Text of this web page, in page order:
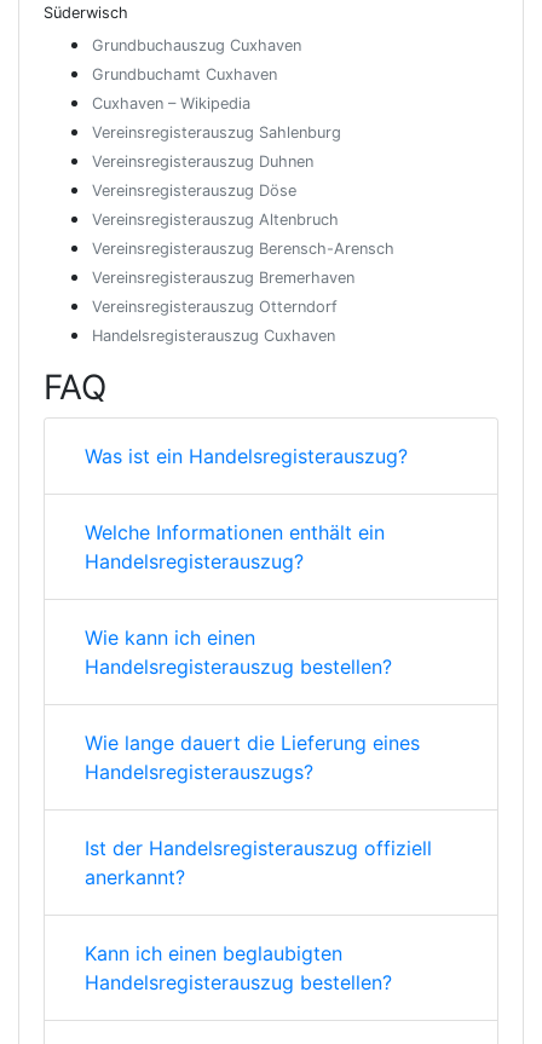
Süderwisch
Grundbuchauszug Cuxhaven
Grundbuchamt Cuxhaven
Cuxhaven – Wikipedia
Vereinsregisterauszug Sahlenburg
Vereinsregisterauszug Duhnen
Vereinsregisterauszug Döse
Vereinsregisterauszug Altenbruch
Vereinsregisterauszug Berensch-Arensch
Vereinsregisterauszug Bremerhaven
Vereinsregisterauszug Otterndorf
Handelsregisterauszug Cuxhaven
FAQ
Was ist ein Handelsregisterauszug?
Welche Informationen enthält ein
Handelsregisterauszug?
Wie kann ich einen
Handelsregisterauszug bestellen?
Wie lange dauert die Lieferung eines
Handelsregisterauszugs?
Ist der Handelsregisterauszug offiziell
anerkannt?
Kann ich einen beglaubigten
Handelsregisterauszug bestellen?